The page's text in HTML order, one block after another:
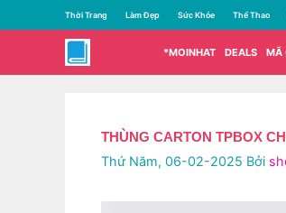
đến
dung
Thời Trang Làm Đẹp Sức Khỏe Thể Thao
*MOINHAT DEALS MÃ
THÙNG CARTON TPBOX
Thứ Năm, 06-02-2025 Bởi